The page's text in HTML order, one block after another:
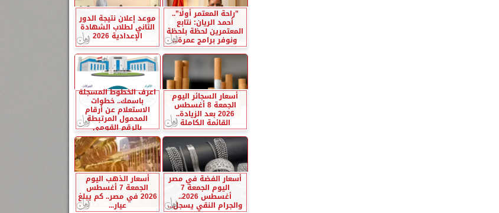
”راحة المعتمر أولًا”..
أحمد الريان: نتابع
المعتمرين لحظة بلحظة
ونوفر برامج عمرة...
موعد إعلان نتيجة الدور
الثاني لطلاب الشهادة
الإعدادية 2026
أسعار السجائر اليوم
الجمعة 8 أغسطس
2026 بعد الزيادة..
القائمة الكاملة
اعرف الخطوط المسجلة
باسمك.. خطوات
الاستعلام عن أرقام
المحمول المرتبطة
بالرقم القومي
أسعار الفضة في مصر
اليوم الجمعة 7
أغسطس 2026..
والجرام النقي يسجل...
أسعار الذهب اليوم
الجمعة 7 أغسطس
2026 في مصر.. كم يبلغ
عيار...